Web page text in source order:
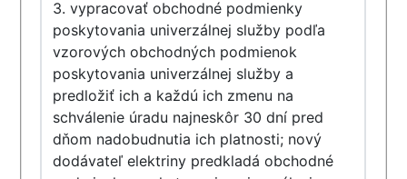
3. vypracovať obchodné podmienky
poskytovania univerzálnej služby podľa
vzorových obchodných podmienok
poskytovania univerzálnej služby a
predložiť ich a každú ich zmenu na
schválenie úradu najneskôr 30 dní pred
dňom nadobudnutia ich platnosti; nový
dodávateľ elektriny predkladá obchodné